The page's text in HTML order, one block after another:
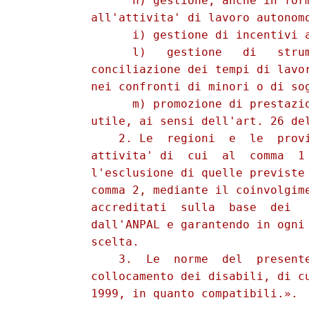
all'attivita' di lavoro
i) gestione di
l)   gestione   di
conciliazione dei tempi di
nei confronti di minori o di
m) promozione di
utile, ai sensi dell'art. 26
2. Le  regioni  e  le
attivita' di  cui  al  comma
l'esclusione di quelle
comma 2, mediante il
accreditati  sulla  base  dei
dall'ANPAL e garantendo in
          scelta.
3.  Le  norme  del
collocamento dei disabili, di